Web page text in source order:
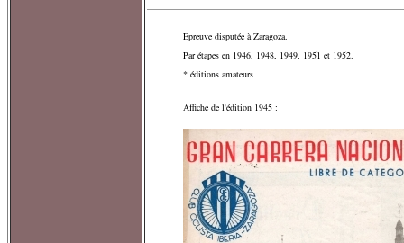
Epreuve disputée à Zaragoza.
Par étapes en 1946, 1948, 1949, 1951 et 1952.
* éditions amateurs
Affiche de l'édition 1945 :